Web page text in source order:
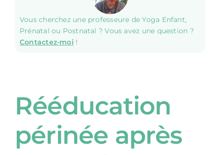
Vous cherchez une professeure de Yoga Enfant,
Prénatal ou Postnatal ? Vous avez une question ?
Contactez-moi !
Rééducation
périnée après